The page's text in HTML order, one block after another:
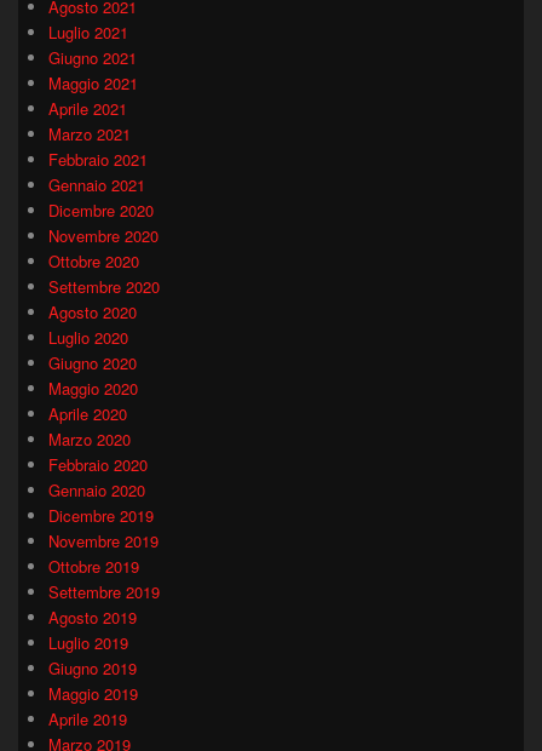
Agosto 2021
Luglio 2021
Giugno 2021
Maggio 2021
Aprile 2021
Marzo 2021
Febbraio 2021
Gennaio 2021
Dicembre 2020
Novembre 2020
Ottobre 2020
Settembre 2020
Agosto 2020
Luglio 2020
Giugno 2020
Maggio 2020
Aprile 2020
Marzo 2020
Febbraio 2020
Gennaio 2020
Dicembre 2019
Novembre 2019
Ottobre 2019
Settembre 2019
Agosto 2019
Luglio 2019
Giugno 2019
Maggio 2019
Aprile 2019
Marzo 2019